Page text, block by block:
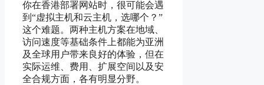
你在香港部署网站时，很可能会遇
到“虚拟主机和云主机，选哪个？”
这个难题。两种主机方案在地域、
访问速度等基础条件上都能为亚洲
及全球用户带来良好的体验，但在
实际运维、费用、扩展空间以及安
全合规方面，各有明显分野。